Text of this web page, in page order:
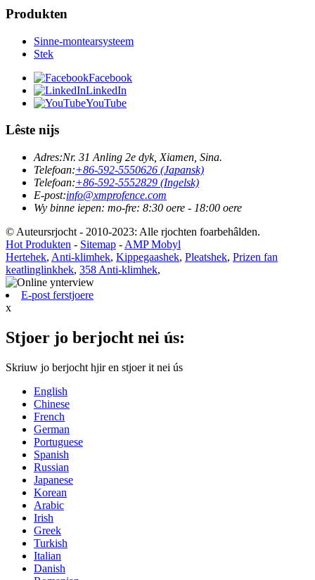
Produkten
Sinne-montearsysteem
Stek
Facebook
LinkedIn
YouTube
Lêste nijs
Adres:Nr. 31 Anling 2e dyk, Xiamen, Sina.
Telefoan:+86-592-5550626 (Japansk)
Telefoan:+86-592-5552829 (Ingelsk)
E-post:info@xmprofence.com
Wy binne iepen: mo-fre: 8:30 oere - 18:00 oere
© Auteursrjocht - 2010-2023: Alle rjochten foarbehâlden.
Hot Produkten - Sitemap - AMP Mobyl
Hertehek, Anti-klimhek, Kippegaashek, Pleatshek, Prizen fan
keatlinglinkhek, 358 Anti-klimhek,
E-post ferstjoere
x
Stjoer jo berjocht nei ús:
Skriuw jo berjocht hjir en stjoer it nei ús
English
Chinese
French
German
Portuguese
Spanish
Russian
Japanese
Korean
Arabic
Irish
Greek
Turkish
Italian
Danish